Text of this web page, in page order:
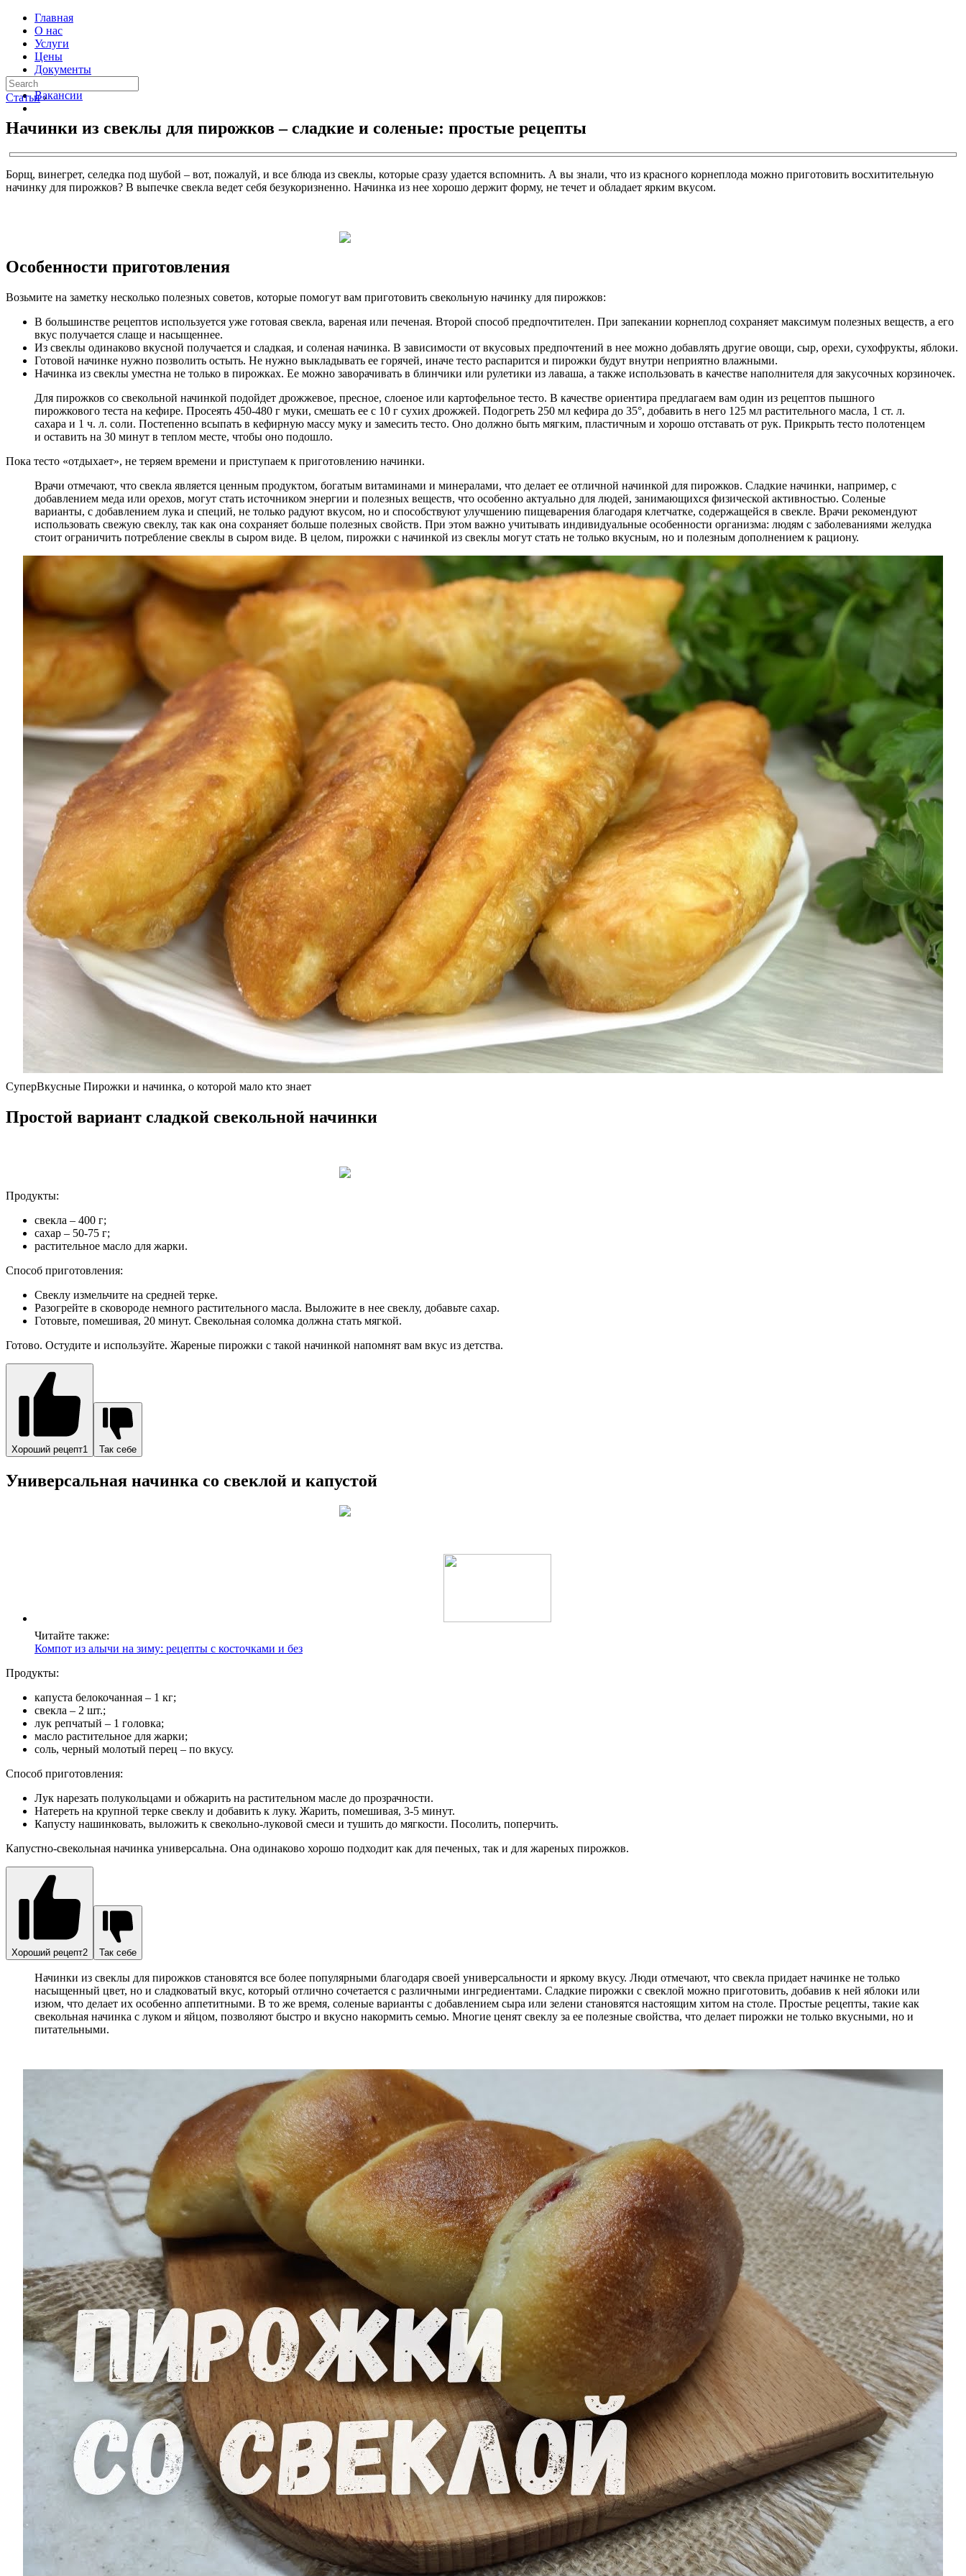
Главная
О нас
Услуги
Цены
Документы
Контакты
Вакансии
Статьи ›
Начинки из свеклы для пирожков – сладкие и соленые: простые рецепты
Борщ, винегрет, селедка под шубой – вот, пожалуй, и все блюда из свеклы, которые сразу удается вспомнить. А вы знали, что из красного корнеплода можно приготовить восхитительную
начинку для пирожков? В выпечке свекла ведет себя безукоризненно. Начинка из нее хорошо держит форму, не течет и обладает ярким вкусом.
Особенности приготовления
Возьмите на заметку несколько полезных советов, которые помогут вам приготовить свекольную начинку для пирожков:
В большинстве рецептов используется уже готовая свекла, вареная или печеная. Второй способ предпочтителен. При запекании корнеплод сохраняет максимум полезных веществ, а его
вкус получается слаще и насыщеннее.
Из свеклы одинаково вкусной получается и сладкая, и соленая начинка. В зависимости от вкусовых предпочтений в нее можно добавлять другие овощи, сыр, орехи, сухофрукты, яблоки.
Готовой начинке нужно позволить остыть. Не нужно выкладывать ее горячей, иначе тесто распарится и пирожки будут внутри неприятно влажными.
Начинка из свеклы уместна не только в пирожках. Ее можно заворачивать в блинчики или рулетики из лаваша, а также использовать в качестве наполнителя для закусочных корзиночек.
Для пирожков со свекольной начинкой подойдет дрожжевое, пресное, слоеное или картофельное тесто. В качестве ориентира предлагаем вам один из рецептов пышного
пирожкового теста на кефире. Просеять 450-480 г муки, смешать ее с 10 г сухих дрожжей. Подогреть 250 мл кефира до 35°, добавить в него 125 мл растительного масла, 1 ст. л.
сахара и 1 ч. л. соли. Постепенно всыпать в кефирную массу муку и замесить тесто. Оно должно быть мягким, пластичным и хорошо отставать от рук. Прикрыть тесто полотенцем
и оставить на 30 минут в теплом месте, чтобы оно подошло.
Пока тесто «отдыхает», не теряем времени и приступаем к приготовлению начинки.
Врачи отмечают, что свекла является ценным продуктом, богатым витаминами и минералами, что делает ее отличной начинкой для пирожков. Сладкие начинки, например, с
добавлением меда или орехов, могут стать источником энергии и полезных веществ, что особенно актуально для людей, занимающихся физической активностью. Соленые
варианты, с добавлением лука и специй, не только радуют вкусом, но и способствуют улучшению пищеварения благодаря клетчатке, содержащейся в свекле. Врачи рекомендуют
использовать свежую свеклу, так как она сохраняет больше полезных свойств. При этом важно учитывать индивидуальные особенности организма: людям с заболеваниями желудка
стоит ограничить потребление свеклы в сыром виде. В целом, пирожки с начинкой из свеклы могут стать не только вкусным, но и полезным дополнением к рациону.
СуперВкусные Пирожки и начинка, о которой мало кто знает
Простой вариант сладкой свекольной начинки
Продукты:
свекла – 400 г;
сахар – 50-75 г;
растительное масло для жарки.
Способ приготовления:
Свеклу измельчите на средней терке.
Разогрейте в сковороде немного растительного масла. Выложите в нее свеклу, добавьте сахар.
Готовьте, помешивая, 20 минут. Свекольная соломка должна стать мягкой.
Готово. Остудите и используйте. Жареные пирожки с такой начинкой напомнят вам вкус из детства.
Хороший рецепт1 Так себе
Универсальная начинка со свеклой и капустой
Читайте также:
Компот из алычи на зиму: рецепты с косточками и без
Продукты:
капуста белокочанная – 1 кг;
свекла – 2 шт.;
лук репчатый – 1 головка;
масло растительное для жарки;
соль, черный молотый перец – по вкусу.
Способ приготовления:
Лук нарезать полукольцами и обжарить на растительном масле до прозрачности.
Натереть на крупной терке свеклу и добавить к луку. Жарить, помешивая, 3-5 минут.
Капусту нашинковать, выложить к свекольно-луковой смеси и тушить до мягкости. Посолить, поперчить.
Капустно-свекольная начинка универсальна. Она одинаково хорошо подходит как для печеных, так и для жареных пирожков.
Хороший рецепт2 Так себе
Начинки из свеклы для пирожков становятся все более популярными благодаря своей универсальности и яркому вкусу. Люди отмечают, что свекла придает начинке не только
насыщенный цвет, но и сладковатый вкус, который отлично сочетается с различными ингредиентами. Сладкие пирожки с свеклой можно приготовить, добавив к ней яблоки или
изюм, что делает их особенно аппетитными. В то же время, соленые варианты с добавлением сыра или зелени становятся настоящим хитом на столе. Простые рецепты, такие как
свекольная начинка с луком и яйцом, позволяют быстро и вкусно накормить семью. Многие ценят свеклу за ее полезные свойства, что делает пирожки не только вкусными, но и
питательными.